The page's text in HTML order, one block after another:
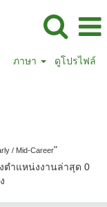
ภาษา ดูโปรไฟล์
/ Mid-Career"
ตำแหน่งงานล่าสุด 0